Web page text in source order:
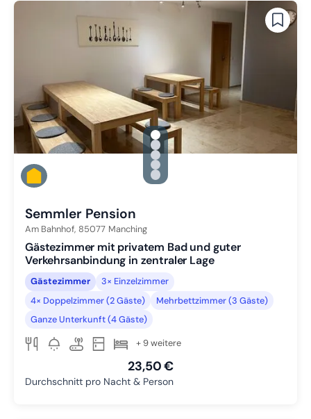
gallery.slide_selector
Zu Slide 1 wechseln
Zu Slide 2 wechseln
Zu Slide 3 wechseln
Zu Slide 4 wechseln
Zu Slide 5 wechseln
Semmler Pension
Am Bahnhof, 85077 Manching
Gästezimmer mit privatem Bad und guter
Verkehrsanbindung in zentraler Lage
Gästezimmer
3× Einzelzimmer
4× Doppelzimmer (2 Gäste)
Mehrbettzimmer (3 Gäste)
Ganze Unterkunft (4 Gäste)
+ 9 weitere
23,50 €
Durchschnitt pro Nacht & Person